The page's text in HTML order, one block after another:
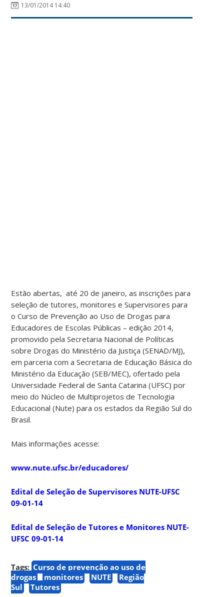
13/01/2014 14:40
Estão abertas, até 20 de janeiro, as inscrições para
seleção de tutores, monitores e Supervisores para
o Curso de Prevenção ao Uso de Drogas para
Educadores de Escolas Públicas – edição 2014,
promovido pela Secretaria Nacional de Políticas
sobre Drogas do Ministério da Justiça (SENAD/MJ),
em parceria com a Secretaria de Educação Básica do
Ministério da Educação (SEB/MEC), ofertado pela
Universidade Federal de Santa Catarina (UFSC) por
meio do Núcleo de Multiprojetos de Tecnologia
Educacional (Nute) para os estados da Região Sul do
Brasil.
Mais informações acesse:
www.nute.ufsc.br/educadores/
Edital de Seleção de Supervisores NUTE-UFSC
09-01-14
Edital de Seleção de Tutores e Monitores NUTE-
UFSC 09-01-14
Tags: Curso de prevenção ao uso de
drogas
monitores NUTE
Região
Sul
Tutores